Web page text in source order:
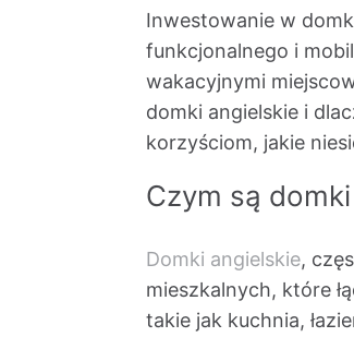
Inwestowanie w
funkcjonalnego i
wakacyjnymi
domki angielskie i
korzyściom, jakie
Czym są
Domki angielskie,
mieszkalnych, które
takie jak kuchnia,